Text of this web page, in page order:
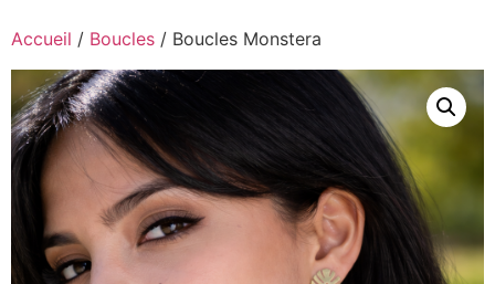
Accueil / Boucles / Boucles Monstera